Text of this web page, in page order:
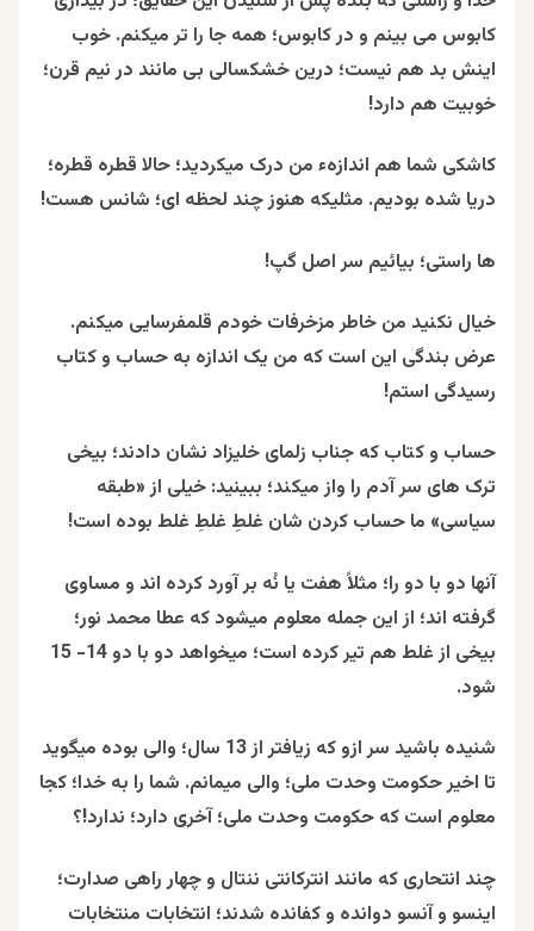
کابوس می بینم و در کابوس؛ همه جا را تر میکنم. خوب
اینش بد هم نیست؛ درین خشکسالی بی مانند در نیم قرن؛
خوبیت هم دارد!
کاشکی شما هم اندازهء من درک میکردید؛ حالا قطره قطره؛
دریا شده بودیم. مثلیکه هنوز چند لحظه ای؛ شانس هست!
ها راستی؛ بیائیم سر اصل گپ!
خیال نکنید من خاطر مزخرفات خودم قلمفرسایی میکنم.
عرض بندگی این است که من یک اندازه به حساب و کتاب
رسیدگی استم!
حساب و کتاب که جناب زلمای خلیزاد نشان دادند؛ بیخی
ترک های سر آدم را واز میکند؛ ببینید: خیلی از «طبقه
سیاسی» ما حساب کردن شان غلطِ غلطِ غلط بوده است!
آنها دو با دو را؛ مثلاً هفت یا نُه بر آورد کرده اند و مساوی
گرفته اند؛ از این جمله معلوم میشود که عطا محمد نور؛
بیخی از غلط هم تیر کرده است؛ میخواهد دو با دو 14- 15
شود.
شنیده باشید سر ازو که زیافتر از 13 سال؛ والی بوده میگوید
تا اخیر حکومت وحدت ملی؛ والی میمانم. شما را به خدا؛ کجا
معلوم است که حکومت وحدت ملی؛ آخری دارد؛ ندارد!؟
چند انتحاری که مانند انترکانتی ننتال و چهار راهی صدارت؛
اینسو و آنسو دوانده و کفانده شدند؛ انتخابات منتخابات